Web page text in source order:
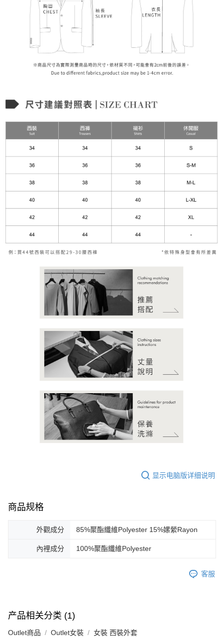
显示电脑版详细说明
商品规格
外觀成分 85%聚酯纖維Polyester 15%嫘縈Rayon
內裡成分 100%聚酯纖維Polyester
客服
产品相关分类 (1)
Outlet商品 Outlet女裝 女裝 西裝外套